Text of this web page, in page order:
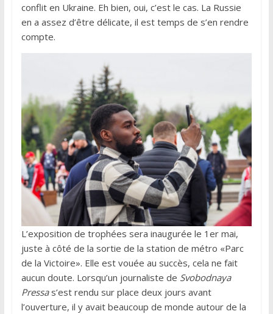
conflit en Ukraine. Eh bien, oui, c’est le cas. La Russie
en a assez d’être délicate, il est temps de s’en rendre
compte.
L’exposition de trophées sera inaugurée le 1er mai,
juste à côté de la sortie de la station de métro «Parc
de la Victoire». Elle est vouée au succès, cela ne fait
aucun doute. Lorsqu’un journaliste de Svobodnaya
Pressas’est rendu sur place deux jours avant
l’ouverture, il y avait beaucoup de monde autour de la